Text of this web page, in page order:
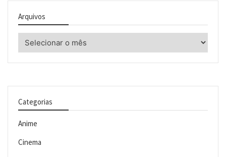
Arquivos
Categorias
Anime
Cinema